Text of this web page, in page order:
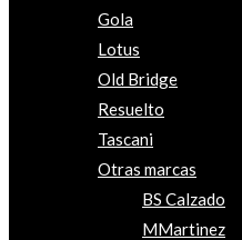
Gola
Lotus
Old Bridge
Resuelto
Tascani
Otras marcas
BS Calzado
MMartinez